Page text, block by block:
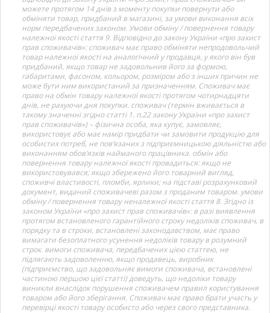
можете протягом 14 днів з моменту покупки повернути або
обміняти товар, придбаний в магазині, за умови виконання всіх
норм передбачених законом. Умови обміну / повернення товару
належної якості стаття 9. Відповідно до закону України «про захист
прав споживачів»: споживач має право обміняти непродовольчий
товар належної якості на аналогічний у продавця, у якого він був
придбаний, якщо товар не задовольнив його за формою,
габаритами, фасоном, кольором, розміром або з інших причин не
може бути ним використаний за призначенням. Споживач має
право на обмін товару належної якості протягом чотирнадцяти
днів, не рахуючи дня покупки. споживач (термін вживається в
такому значенні згідно статті 1. п.22 закону України «про захист
прав споживачів») – фізична особа, яка купує, замовляє,
використовує або має намір придбати чи замовити продукцію для
особистих потреб, не пов’язаних з підприємницькою діяльністю або
виконанням обов’язків найманого працівника. обмін або
повернення товару належної якості провадиться: якщо не
використовувався; якщо збережено його товарний вигляд,
споживчі властивості, пломби, ярлики; на підставі розрахунковий
документ, виданий споживачеві разом з проданим товаром. умови
обміну / повернення товару неналежної якості стаття 8. Згідно із
законом України «про захист прав споживачів»: в разі виявлення
протягом встановленого гарантійного строку недоліків споживач, в
порядку та в строки, встановлені законодавством, має право
вимагати безоплатного усунення недоліків товару в розумний
строк. вимоги споживача, передбачених цією статтею, не
підлягають задоволенню, якщо продавець, виробник
(підприємство, що задовольняє вимоги споживача, встановлені
частиною першою цієї статті) доведуть, що недоліки товару
виникли внаслідок порушення споживачем правил користування
товаром або його зберігання. Споживач має право брати участь у
перевірці якості товару особисто або через свого представника.